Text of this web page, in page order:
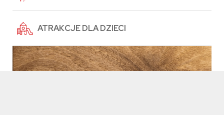
ATRAKCJE DLA DZIECI